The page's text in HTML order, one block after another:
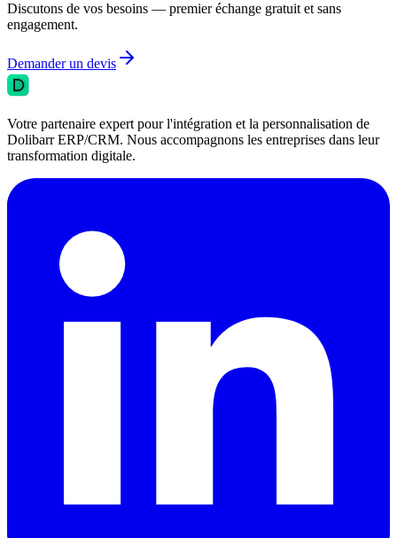
Discutons de vos besoins — premier échange gratuit et sans
engagement.
Demander un devis
Votre partenaire expert pour l'intégration et la personnalisation de
Dolibarr ERP/CRM. Nous accompagnons les entreprises dans leur
transformation digitale.